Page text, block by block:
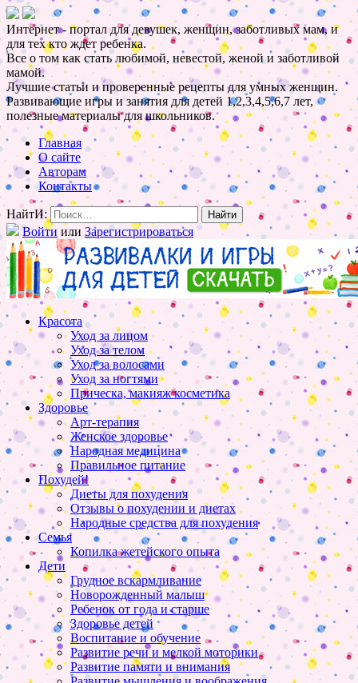
Интернет - портал для девушек, женщин, заботливых мам, и
для тех кто ждет ребенка.
Все о том как стать любимой, невестой, женой и заботливой
мамой.
Лучшие статьи и проверенные рецепты для умных женщин.
Развивающие игры и занятия для детей 1,2,3,4,5,6,7 лет,
полезные материалы для школьников.
Главная
О сайте
Авторам
Контакты
НайтИ:
Войти или Зарегистрироваться
Красота
Уход за лицом
Уход за телом
Уход за волосами
Уход за ногтями
Прическа, макияж косметика
Здоровье
Арт-терапия
Женское здоровье
Народная медицина
Правильное питание
Похудей!
Диеты для похудения
Отзывы о похудении и диетах
Народные средства для похудения
Семья
Копилка жетейского опыта
Дети
Грудное вскармливание
Новорожденный малыш
Ребенок от года и старше
Здоровье детей
Воспитание и обучение
Развитие речи и мелкой моторики
Развитие памяти и внимания